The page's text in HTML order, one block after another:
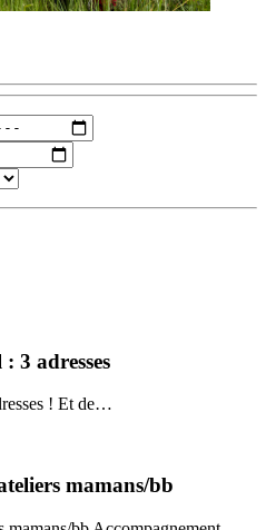
3 adresses
! Et de…
mamans/bb